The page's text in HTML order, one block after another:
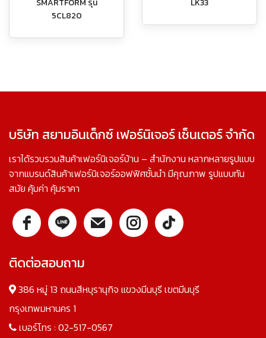
SMARTFORM รุ่น
5CL820
LK33
บริษัท สยามอินเด็กซ์ เฟอร์นิเจอร์ เซ็นเตอร์ จำกัด
เราได้รวบรวมสินค้าเฟอร์นิเจอร์บ้าน – สำนักงาน หลากหลายรูปแบบ
จากแบรนด์สินค้าเฟอร์นิเจอร์ออฟฟิศชั้นนำ มีคุณภาพ รูปแบบทัน
สมัย คุ้มค่า คุ้มราคา
ติดต่อสอบถาม
386 หมู่ 13 ถนนสีหบุรานุกิจ แขวงมีนบุรี เขตมีนบุรี
กรุงเทพมหานคร 1
เบอร์โทร : 02-517-0567